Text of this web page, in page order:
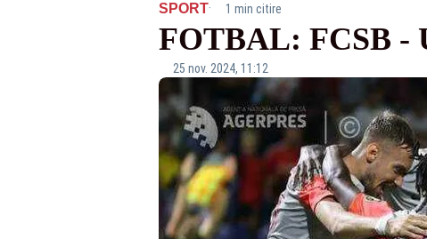
SPORT· 1 min citire
FOTBAL: FCSB -
25 nov. 2024, 11:12